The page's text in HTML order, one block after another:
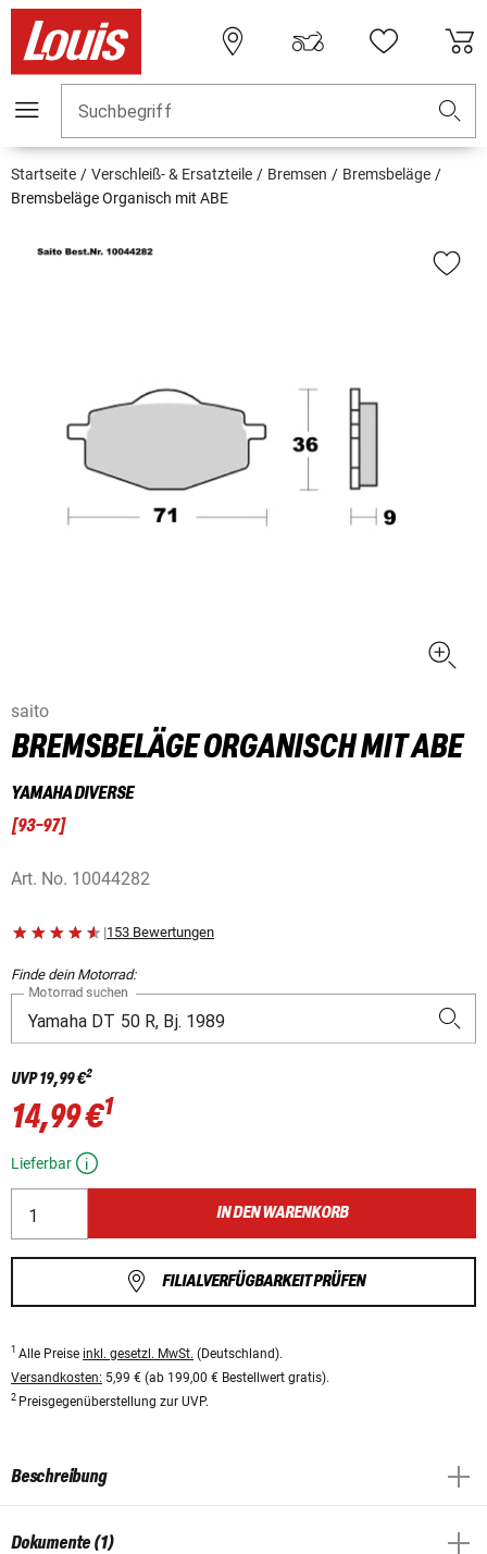
Suchbegriff
Startseite Verschleiß- & Ersatzteile Bremsen
Bremsbeläge
Bremsbeläge Organisch mit ABE
saito
BREMSBELÄGE ORGANISCH MIT ABE
YAMAHA DIVERSE
[93-97]
Art. No. 10044282
|153 Bewertungen
Finde dein Motorrad:
Motorrad suchen
UVP19,99 €2
14,99 €1
Lieferbar
IN DEN WARENKORB
FILIALVERFÜGBARKEIT PRÜFEN
1 Alle Preise inkl. gesetzl. MwSt. (Deutschland).
Versandkosten: 5,99 € (ab 199,00 € Bestellwert gratis).
2 Preisgegenüberstellung zur UVP.
Beschreibung
Dokumente (1)